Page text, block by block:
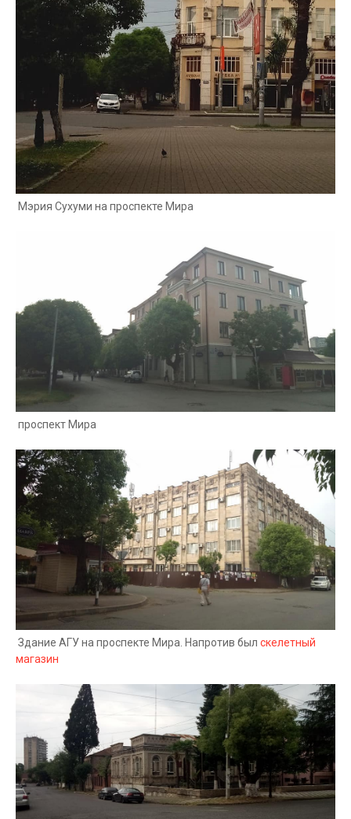
Мэрия Сухуми на проспекте Мира
проспект Мира
Здание АГУ на проспекте Мира. Напротив был скелетный
магазин